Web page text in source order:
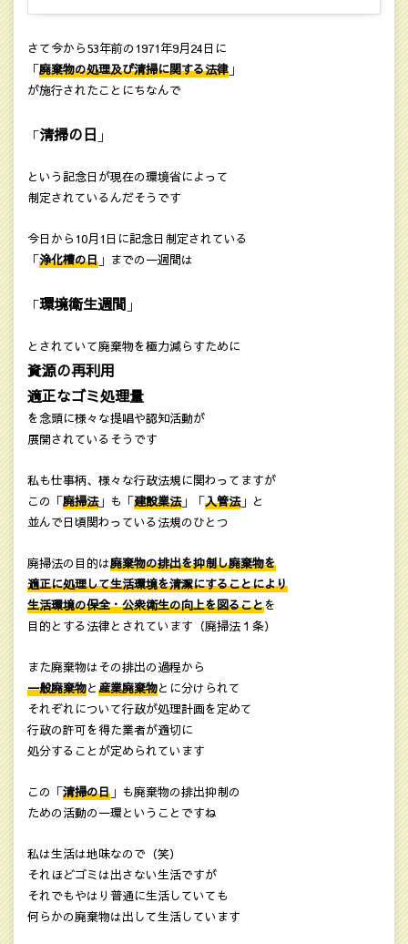
さて今から53年前の1971年9月24日に
「廃棄物の処理及び清掃に関する法律 」
が施行されたことにちなんで
「清掃の日 」
という記念日が現在の環境省によって
制定されているんだそうです
今日から10月1日に記念日制定されている
「浄化槽の日 」までの一週間は
「環境衛生週間 」
とされていて廃棄物を極力減らすために
資源の再利用
適正なゴミ処理量
を念頭に様々な提唱や認知活動が
展開されているそうです
私も仕事柄、様々な行政法規に関わってますが
この「廃掃法」も「建設業法」「入管法」と
並んで日頃関わっている法規のひとつ
廃掃法の目的は廃棄物の排出を抑制し廃棄物を
適正に処理して生活環境を清潔にすることにより
生活環境の保全・公衆衛生の向上を図ることを
目的とする法律とされています（廃掃法１条）
また廃棄物はその排出の過程から
一般廃棄物と産業廃棄物とに分けられて
それぞれについて行政が処理計画を定めて
行政の許可を得た業者が適切に
処分することが定められています
この「清掃の日 」も廃棄物の排出抑制の
ための活動の一環ということですね
私は生活は地味なので（笑）
それほどゴミは出さない生活ですが
それでもやはり普通に生活していても
何らかの廃棄物は出して生活しています